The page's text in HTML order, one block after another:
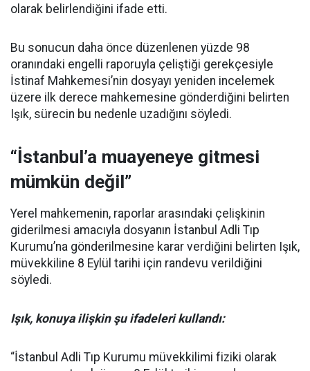
olarak belirlendiğini ifade etti.
Bu sonucun daha önce düzenlenen yüzde 98
oranındaki engelli raporuyla çeliştiği gerekçesiyle
İstinaf Mahkemesi’nin dosyayı yeniden incelemek
üzere ilk derece mahkemesine gönderdiğini belirten
Işık, sürecin bu nedenle uzadığını söyledi.
“İstanbul’a muayeneye gitmesi
mümkün değil”
Yerel mahkemenin, raporlar arasındaki çelişkinin
giderilmesi amacıyla dosyanın İstanbul Adli Tıp
Kurumu’na gönderilmesine karar verdiğini belirten Işık,
müvekkiline 8 Eylül tarihi için randevu verildiğini
söyledi.
Işık, konuya ilişkin şu ifadeleri kullandı:
“İstanbul Adli Tıp Kurumu müvekkilimi fiziki olarak